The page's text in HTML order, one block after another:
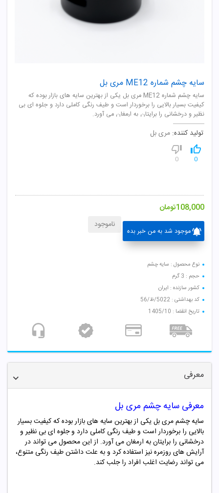
سایه چشم شماره ME12 مری بل
سایه چشم شماره ME12 مری بل یکی از بهترین سایه های بازار بوده که
کیفیت بسیار بالایی را برخوردار است و طیف رنگی کاملی دارد و جلوه ای بی
نظیر و درخشانی را برایتان به ارمغان می آورد.
تولید کننده: مری بل
0
0
108,000تومان
موجود شد به من خبر بده
ناموجود
نوع محصول : سایه چشم
حجم : 3 گرم
کشور سازنده : ایران
کد بهداشتی : 5022/ظ/56
تاریخ انقضا : 1405/10
معرفی
معرفی سایه چشم مری بل
سایه چشم مری بل یکی از بهترین سایه های بازار بوده که کیفیت بسیار
بالایی را برخوردار است و طیف رنگی کاملی دارد و جلوه ای بی نظیر و
درخشانی را برایتان به ارمغان می آورد. از این محصول می تواند در
آرایش های روزمره نیز استفاده کرد و به علت داشتن طیف رنگی متنوع،
می تواند رضایت اغلب افراد را جلب کند.